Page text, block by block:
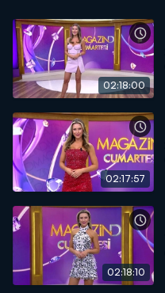
02:18:00
02:17:57
02:18:10